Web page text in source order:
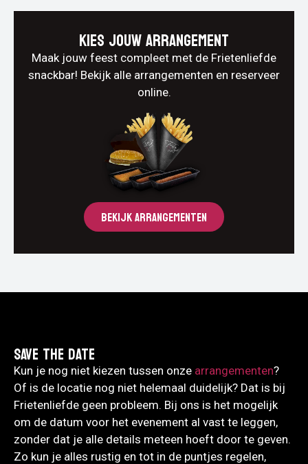
Kies jouw arrangement
Maak jouw feest compleet met de Frietenliefde
snackbar! Bekijk alle arrangementen en reserveer
online.
BEKIJK ARRANGEMENTEN
SAVE THE DATE
Kun je nog niet kiezen tussen onze arrangementen?
Of is de locatie nog niet helemaal duidelijk? Dat is bij
Frietenliefde geen probleem. Bij ons is het mogelijk
om de datum voor het evenement al vast te leggen,
zonder dat je alle details meteen hoeft door te geven.
Zo kun je alles rustig en tot in de puntjes regelen,